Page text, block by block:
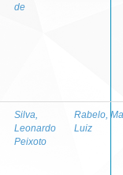
de
Silva,
Leonardo
Peixoto
Rabelo,
Luiz